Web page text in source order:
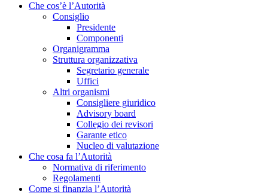
Che cos’è l’Autorità
Consiglio
Presidente
Componenti
Organigramma
Struttura organizzativa
Segretario generale
Uffici
Altri organismi
Consigliere giuridico
Advisory board
Collegio dei revisori
Garante etico
Nucleo di valutazione
Che cosa fa l’Autorità
Normativa di riferimento
Regolamenti
Come si finanzia l’Autorità